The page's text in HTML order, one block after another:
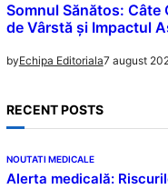
Somnul Sănătos: Câte
de Vârstă și Impactul
byEchipa Editoriala7 august
RECENT POSTS
NOUTATI MEDICALE
Alerta medicală: